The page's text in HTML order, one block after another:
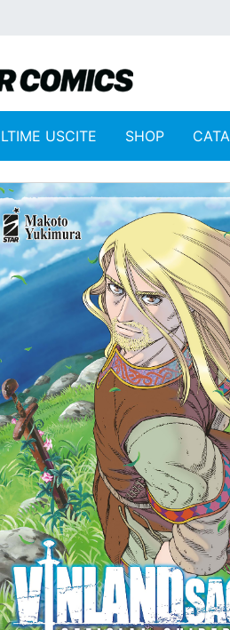
USCITE SHOP